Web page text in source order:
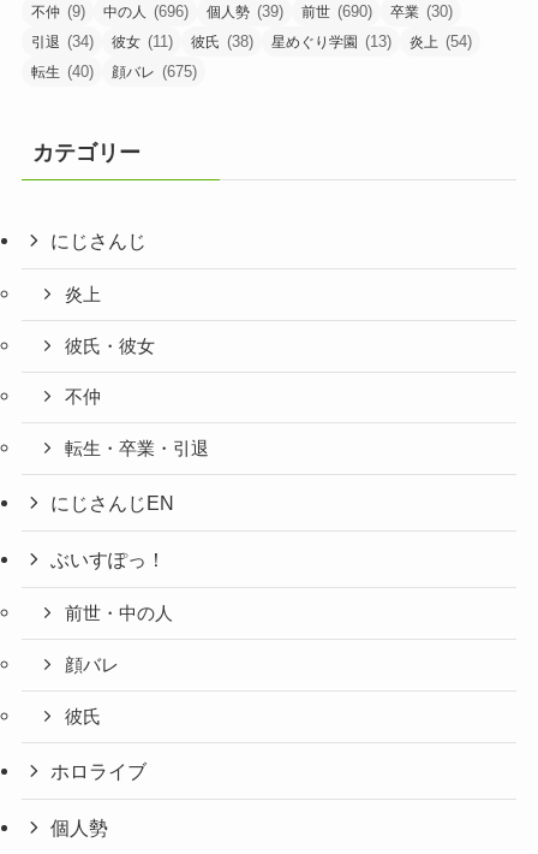
不仲 (9) 中の人 (696) 個人勢 (39) 前世 (690) 卒業 (30)
引退 (34) 彼女 (11) 彼氏 (38) 星めぐり学園 (13) 炎上 (54)
転生 (40) 顔バレ (675)
カテゴリー
にじさんじ
炎上
彼氏・彼女
不仲
転生・卒業・引退
にじさんじEN
ぶいすぽっ！
前世・中の人
顔バレ
彼氏
ホロライブ
個人勢